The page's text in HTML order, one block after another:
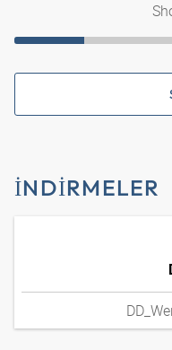
İNDIRMELER